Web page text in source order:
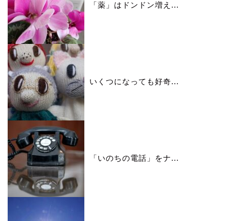
「薬」はドンドン増え...
いくつになっても好奇...
「いのちの電話」をナ...